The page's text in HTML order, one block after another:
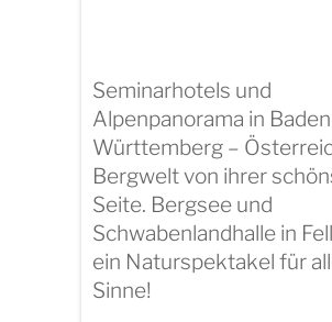
Seminarhotels und
Alpenpanorama in
Württemberg –
Bergwelt von ihrer
Seite. Bergsee und
Schwabenlandhalle in
ein Naturspektakel für
Sinne!